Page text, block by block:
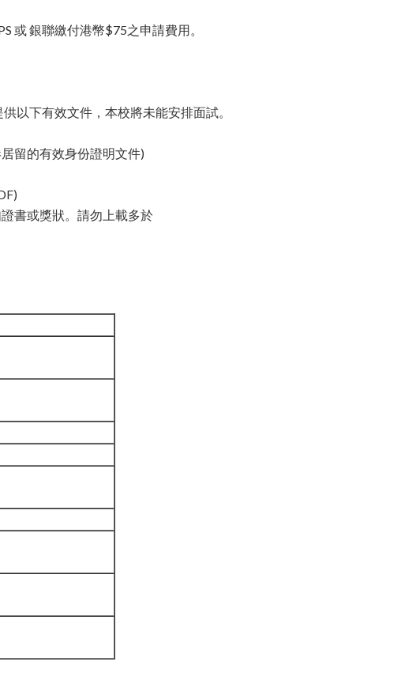
或 銀聯繳付港幣$75之申請費用。
以下有效文件，本校將未能安排面試。
留的有效身份證明文件)
書或獎狀。請勿上載多於